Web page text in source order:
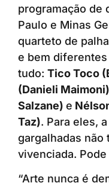
programação de
Paulo e Minas
quarteto de
e bem
tudo: Tico Toco
(Danieli
Salzane) e
Taz). Para eles,
gargalhadas não
vivenciada.
“Arte nunca é